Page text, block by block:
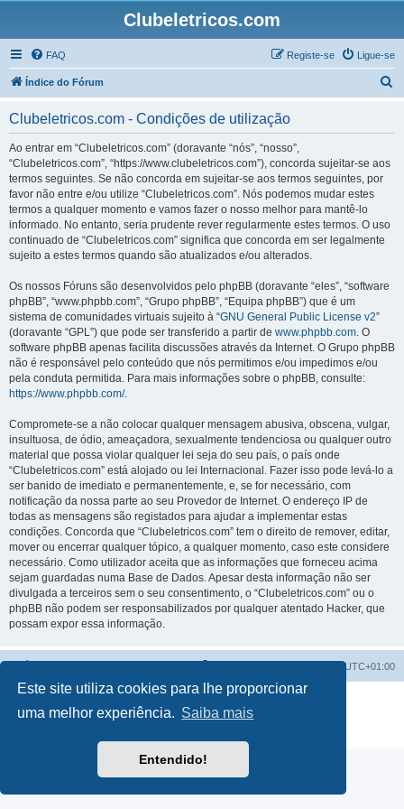
Este site utiliza cookies para lhe proporcionar
uma melhor experiência. Saiba mais
Entendido!
Clubeletricos.com
FAQ Ligue-se
Registe-se
Índice do Fórum
Clubeletricos.com - Condições de utilização
Ao entrar em “Clubeletricos.com” (doravante “nós”, “nosso”,
“Clubeletricos.com”, “https://www.clubeletricos.com”), concorda sujeitar-se aos
termos seguintes. Se não concorda em sujeitar-se aos termos seguintes, por
favor não entre e/ou utilize “Clubeletricos.com”. Nós podemos mudar estes
termos a qualquer momento e vamos fazer o nosso melhor para mantê-lo
informado. No entanto, seria prudente rever regularmente estes termos. O uso
continuado de “Clubeletricos.com” significa que concorda em ser legalmente
sujeito a estes termos quando são atualizados e/ou alterados.
Os nossos Fóruns são desenvolvidos pelo phpBB (doravante “eles”, “software
phpBB”, “www.phpbb.com”, “Grupo phpBB”, “Equipa phpBB”) que é um
sistema de comunidades virtuais sujeito à “GNU General Public License v2”
(doravante “GPL”) que pode ser transferido a partir de www.phpbb.com. O
software phpBB apenas facilita discussões através da Internet. O Grupo phpBB
não é responsável pelo conteúdo que nós permitimos e/ou impedimos e/ou
pela conduta permitida. Para mais informações sobre o phpBB, consulte:
https://www.phpbb.com/.
Compromete-se a não colocar qualquer mensagem abusiva, obscena, vulgar,
insultuosa, de ódio, ameaçadora, sexualmente tendenciosa ou qualquer outro
material que possa violar qualquer lei seja do seu país, o país onde
“Clubeletricos.com” está alojado ou lei Internacional. Fazer isso pode levá-lo a
ser banido de imediato e permanentemente, e, se for necessário, com
notificação da nossa parte ao seu Provedor de Internet. O endereço IP de
todas as mensagens são registados para ajudar a implementar estas
condições. Concorda que “Clubeletricos.com” tem o direito de remover, editar,
mover ou encerrar qualquer tópico, a qualquer momento, caso este considere
necessário. Como utilizador aceita que as informações que forneceu acima
sejam guardadas numa Base de Dados. Apesar desta informação não ser
divulgada a terceiros sem o seu consentimento, o “Clubeletricos.com” ou o
phpBB não podem ser responsabilizados por qualquer atentado Hacker, que
possam expor essa informação.
UTC+01:00
phpBB
® Forum Software © phpBB Limited
Traduzido por:
phpBB Portugal